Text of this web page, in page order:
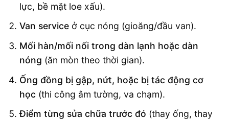
lực, bề mặt loe xấu).
Van serviceở cục nóng (gioăng/đầu van).
Mối hàn/mối nối trong dàn lạnh hoặc dàn
nóng (ăn mòn theo thời gian).
Ống đồng bị gập, nứt, hoặc bị tác động cơ
học (thi công âm tường, va chạm).
Điểm từng sửa chữa trước đó (thay ống, thay